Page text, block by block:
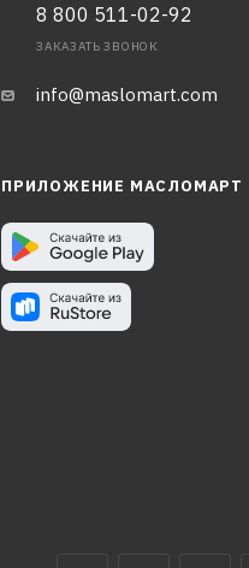
8 800 511-02-92
ЗАКАЗАТЬ ЗВОНОК
info@maslomart.com
ПРИЛОЖЕНИЕ МАСЛОМАРТ